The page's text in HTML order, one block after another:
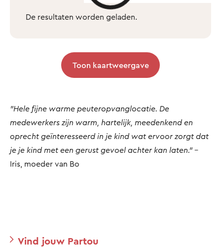
De resultaten worden geladen.
Toon kaartweergave
"Hele fijne warme peuteropvanglocatie. De
medewerkers zijn warm, hartelijk, meedenkend en
oprecht geïnteresseerd in je kind wat ervoor zorgt dat
je je kind met een gerust gevoel achter kan laten."-
Iris, moeder van Bo
Vind jouw Partou